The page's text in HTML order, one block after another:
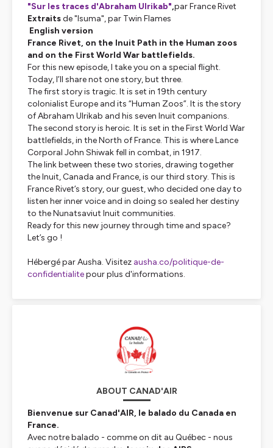
"Sur les traces d'Abraham Ulrikab",par France Rivet
Extraitsde "Isuma", par Twin Flames
English version
France Rivet, on the Inuit Path in the Human zoos
and on the First World War battlefields.
For this new episode, I take you on a special flight.
Today, I’ll share not one story, but three.
The first story is tragic. It is set in 19th century
colonialist Europe and its “Human Zoos”. It is the story
of Abraham Ulrikab and his seven Inuit companions.
The second story is heroic. It is set in the First World War
battlefields, in the North of France. This is where Lance
Corporal John Shiwak fell in combat, in 1917.
The link between these two stories, drawing together
the Inuit, Canada and France, is our third story. This is
France Rivet’s story, our guest, who decided one day to
listen her inner voice and in doing so sealed her destiny
to the Nunatsaviut Inuit communities.
Ready for this new journey through time and space?
Let’s go !
Hébergé par Ausha. Visitez ausha.co/politique-de-
confidentialitepour plus d'informations.
ABOUT CANAD'AIR
Bienvenue sur Canad'AIR, le balado du Canada en
France.
Avec notre balado - comme on dit au Québec - nous